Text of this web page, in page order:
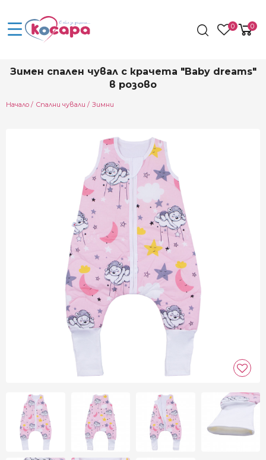
0 0
Зимен спален чувал с крачета "Baby dreams"
в розово
Начало Спални чували Зимни